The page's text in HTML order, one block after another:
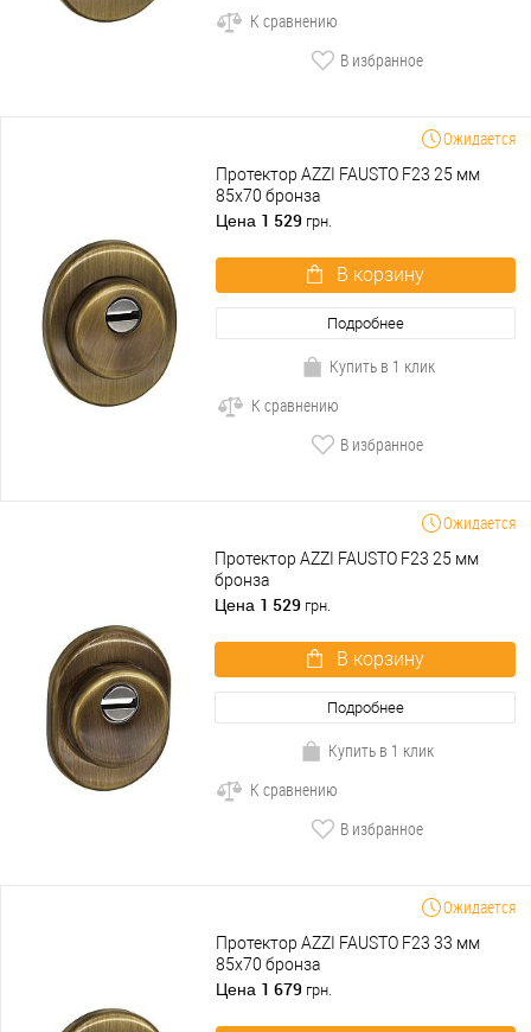
К сравнению
В избранное
Ожидается
Протектор AZZI FAUSTO F23 25 мм
85x70 бронза
Цена 1 529 грн.
В корзину
Подробнее
Купить в 1 клик
К сравнению
В избранное
Ожидается
Протектор AZZI FAUSTO F23 25 мм
бронза
Цена 1 529 грн.
В корзину
Подробнее
Купить в 1 клик
К сравнению
В избранное
Ожидается
Протектор AZZI FAUSTO F23 33 мм
85х70 бронза
Цена 1 679 грн.